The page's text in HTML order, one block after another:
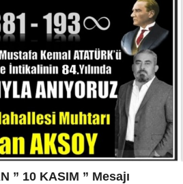
” 10 KASIM ” Mesajı